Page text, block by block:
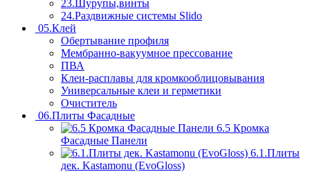
23.Шурупы,винты
24.Раздвижные системы Slido
05.Клей
Обертывание профиля
Мембранно-вакуумное прессование
ПВА
Клеи-расплавы для кромкооблицовывания
Универсальные клеи и герметики
Очиститель
06.Плиты Фасадные
6.5 Кромка
Фасадные Панели
6.1.Плиты
дек. Kastamonu (EvoGloss)